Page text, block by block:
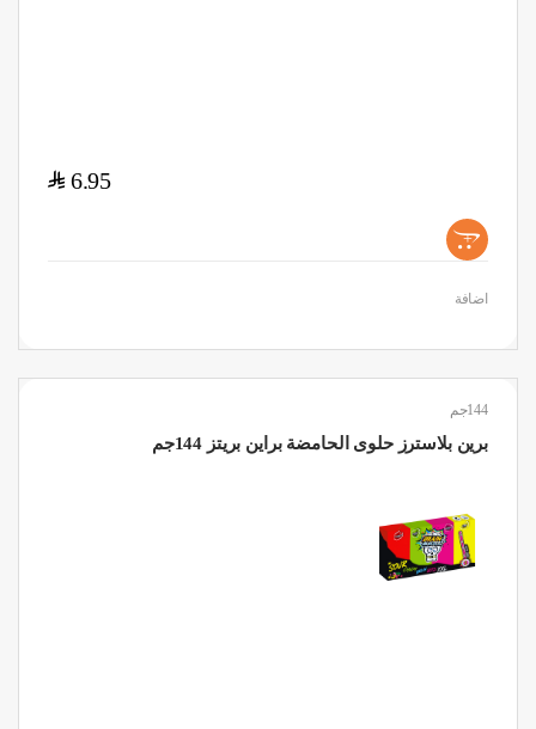
6.95
$
+
اضافة
144جم
برين بلاسترز حلوى الحامضة براين بريتز 144جم